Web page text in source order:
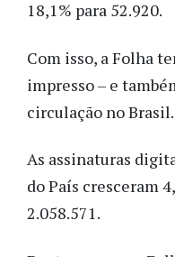
18,1% para 52.920.
Com isso, a Folha
impresso – e
circulação no Brasil.
As assinaturas
do País cresceram
2.058.571.